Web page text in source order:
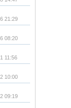
21:29
08:20
11:56
10:00
09:19